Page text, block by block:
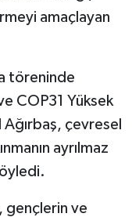
amaçlayan
töreninde
ve COP31 Yüksek
çevresel
ayrılmaz
gençlerin ve